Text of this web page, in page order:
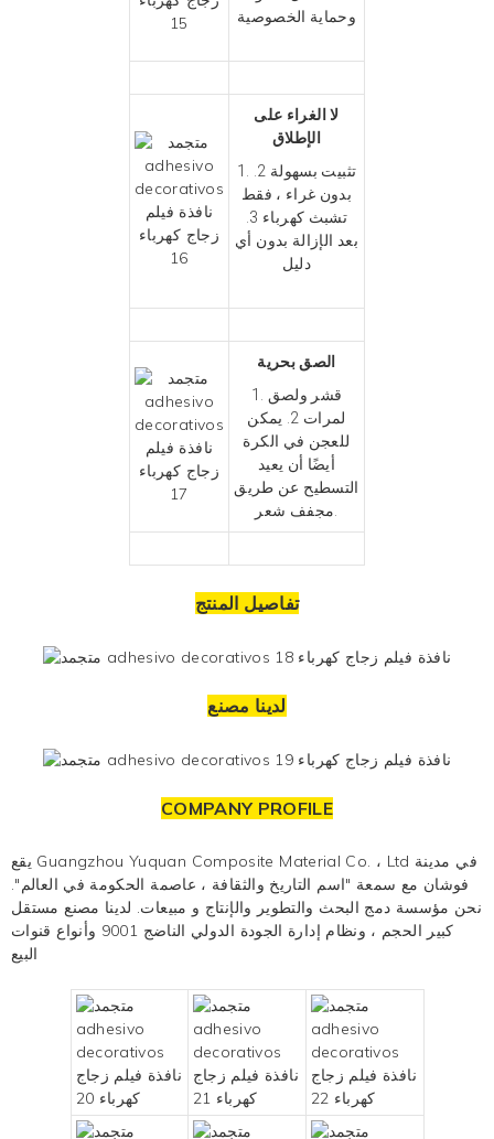
وحماية الخصوصية
لا الغراء على
الإطلاق
1. تثبيت بسهولة 2.
بدون غراء ، فقط
بعد الإزالة بدون أي
دليل
الصق بحرية
1. قشر ولصق
لمرات 2. يمكن
للعجن في الكرة
أيضًا أن يعيد
التسطيح عن طريق
.مجفف شعر
تفاصيل المنتج
لدينا مصنع
COMPANY PROFILE
يقع Guangzhou Yuquan Composite Material Co. ، Ltd في مدينة
فوشان مع سمعة "اسم التاريخ والثقافة ، عاصمة الحكومة في العالم".
نحن مؤسسة دمج البحث والتطوير والإنتاج و مبيعات. لدينا مصنع مستقل
كبير الحجم ، ونظام إدارة الجودة الدولي الناضج 9001 وأنواع قنوات
البيع